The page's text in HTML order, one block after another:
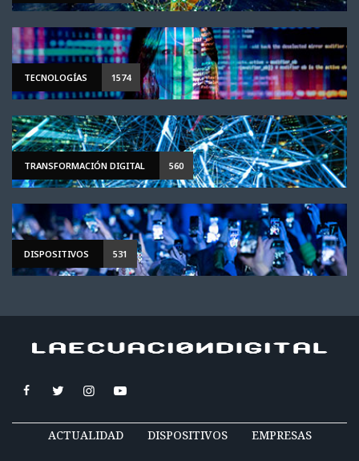
TECNOLOGÍAS 1574
TRANSFORMACIÓN DIGITAL 560
DISPOSITIVOS 531
ACTUALIDAD DISPOSITIVOS EMPRESAS